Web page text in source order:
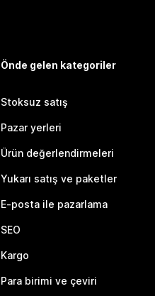
Önde gelen kategoriler
Stoksuz satış
Pazar yerleri
Ürün değerlendirmeleri
Yukarı satış ve paketler
E-posta ile pazarlama
SEO
Kargo
Para birimi ve çeviri